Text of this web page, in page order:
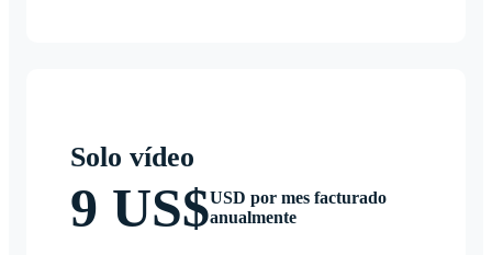
Solo vídeo
9 US$USD por mes facturado
anualmente